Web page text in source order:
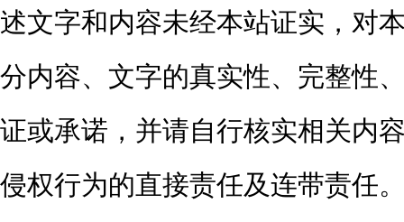
述文字和内容未经本站证实，对
分内容、文字的真实性、完整性
证或承诺，并请自行核实相关内
侵权行为的直接责任及连带责任